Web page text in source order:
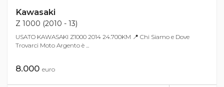
Kawasaki
Z 1000 (2010 - 13)
USATO KAWASAKI Z1000 2014 24.700KM 📍 Chi Siamo e Dove
Trovarci Moto Argento è ...
8.000 euro